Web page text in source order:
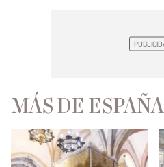
MÁS DE ESPAÑA